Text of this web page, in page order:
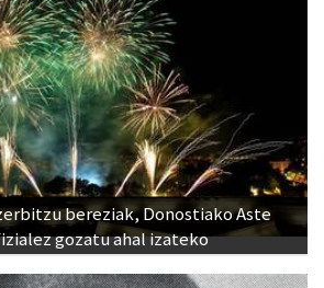
bereziak, Donostiako Aste
gozatu ahal izateko